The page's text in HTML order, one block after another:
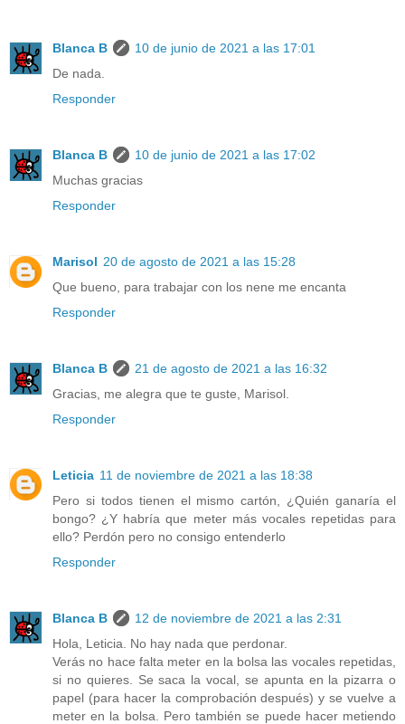
Blanca B
10 de junio de 2021 a las 17:01
De nada.
Responder
Blanca B
10 de junio de 2021 a las 17:02
Muchas gracias
Responder
Marisol 20 de agosto de 2021 a las 15:28
Que bueno, para trabajar con los nene me encanta
Responder
Blanca B
21 de agosto de 2021 a las 16:32
Gracias, me alegra que te guste, Marisol.
Responder
Leticia 11 de noviembre de 2021 a las 18:38
Pero si todos tienen el mismo cartón, ¿Quién ganaría el
bongo? ¿Y habría que meter más vocales repetidas para
ello? Perdón pero no consigo entenderlo
Responder
Blanca B
12 de noviembre de 2021 a las 2:31
Hola, Leticia. No hay nada que perdonar.
Verás no hace falta meter en la bolsa las vocales repetidas,
si no quieres. Se saca la vocal, se apunta en la pizarra o
papel (para hacer la comprobación después) y se vuelve a
meter en la bolsa. Pero también se puede hacer metiendo